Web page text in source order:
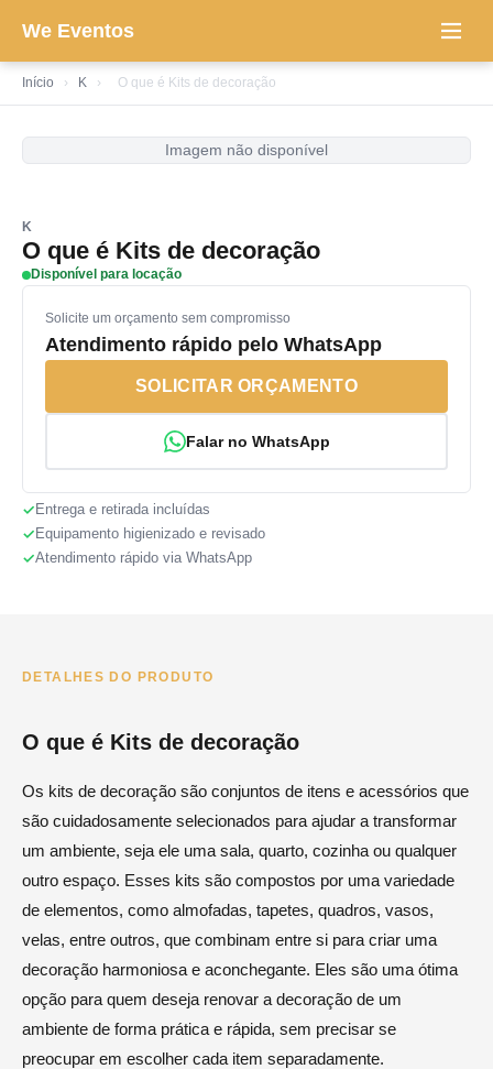
We Eventos
Início › K › O que é Kits de decoração
Imagem não disponível
K
O que é Kits de decoração
Disponível para locação
Solicite um orçamento sem compromisso
Atendimento rápido pelo WhatsApp
SOLICITAR ORÇAMENTO
Falar no WhatsApp
Entrega e retirada incluídas
Equipamento higienizado e revisado
Atendimento rápido via WhatsApp
DETALHES DO PRODUTO
O que é Kits de decoração
Os kits de decoração são conjuntos de itens e acessórios que
são cuidadosamente selecionados para ajudar a transformar
um ambiente, seja ele uma sala, quarto, cozinha ou qualquer
outro espaço. Esses kits são compostos por uma variedade
de elementos, como almofadas, tapetes, quadros, vasos,
velas, entre outros, que combinam entre si para criar uma
decoração harmoniosa e aconchegante. Eles são uma ótima
opção para quem deseja renovar a decoração de um
ambiente de forma prática e rápida, sem precisar se
preocupar em escolher cada item separadamente.